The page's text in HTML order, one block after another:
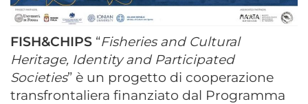
FISH&CHIPS “Fisheries and Cultural
Heritage, Identity and Participated
Societies” è un progetto di cooperazione
transfrontaliera finanziato dal Programma